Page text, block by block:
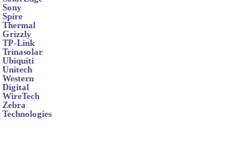
Sony
Spire
Thermal
Grizzly
TP-Link
Trinasolar
Ubiquiti
Unitech
Western
Digital
WireTech
Zebra
Technologies